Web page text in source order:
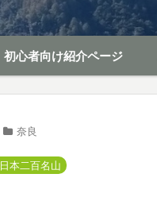
初心者向け紹介ページ
奈良
日本二百名山